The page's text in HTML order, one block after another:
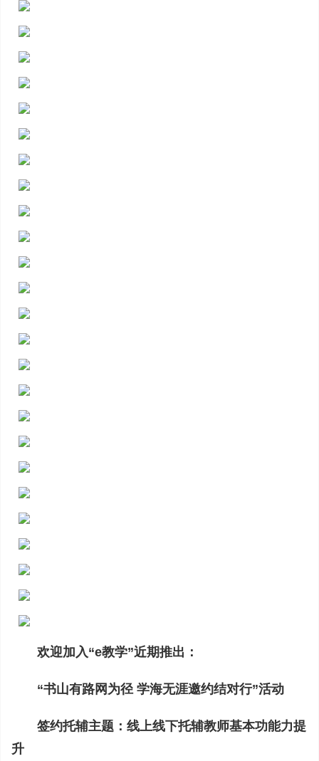
欢迎加入“e教学”近期推出：
“书山有路网为径 学海无涯邀约结对行”活动
签约托辅主题：线上线下托辅教师基本功能力提
升